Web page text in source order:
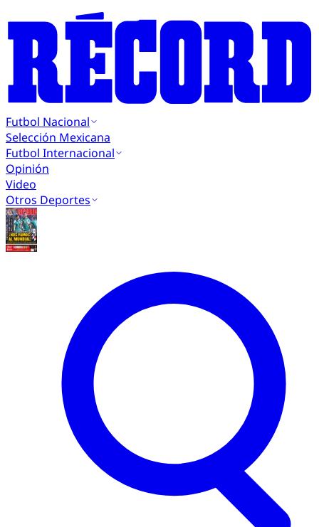
Futbol Nacional
Selección Mexicana
Futbol Internacional
Opinión
Video
Otros Deportes